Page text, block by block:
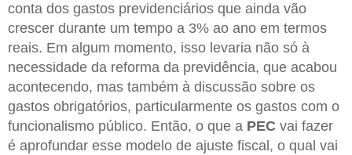
conta dos gastos previdenciários que ainda vão
crescer durante um tempo a 3% ao ano em termos
reais. Em algum momento, isso levaria não só à
necessidade da reforma da previdência, que acabou
acontecendo, mas também à discussão sobre os
gastos obrigatórios, particularmente os gastos com o
funcionalismo público. Então, o que a PEC vai fazer
é aprofundar esse modelo de ajuste fiscal, o qual vai